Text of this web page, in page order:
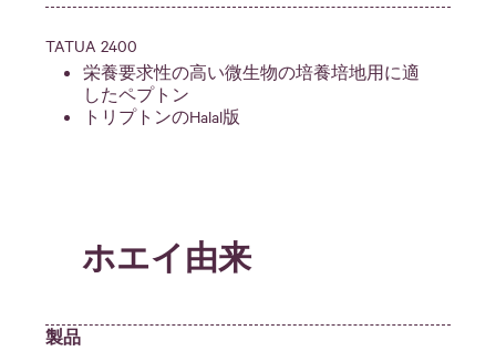
TATUA 2400
栄養要求性の高い微生物の培養培地用に適
したペプトン
トリプトンのHalal版
ホエイ由来
製品